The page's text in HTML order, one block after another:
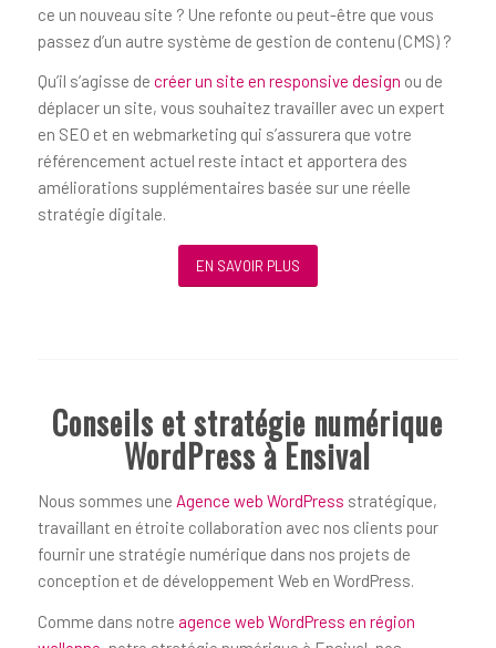
ce un nouveau site ? Une refonte ou peut-être que vous
passez d’un autre système de gestion de contenu (CMS) ?
Qu’il s’agisse de créer un site en responsive design ou de
déplacer un site, vous souhaitez travailler avec un expert
en SEO et en webmarketing qui s’assurera que votre
référencement actuel reste intact et apportera des
améliorations supplémentaires basée sur une réelle
stratégie digitale.
EN SAVOIR PLUS
Conseils et stratégie numérique
WordPress à Ensival
Nous sommes une Agence web WordPress stratégique,
travaillant en étroite collaboration avec nos clients pour
fournir une stratégie numérique dans nos projets de
conception et de développement Web en WordPress.
Comme dans notre agence web WordPress en région